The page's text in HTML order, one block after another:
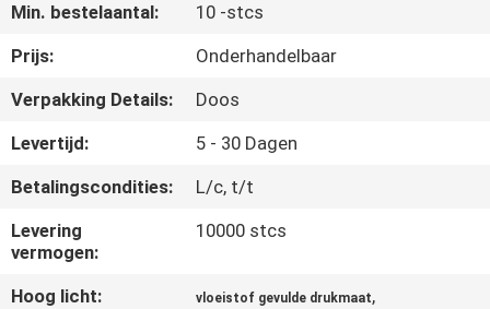
CONTACTEER
ONS
NIEUWS
VERZOEK
OM EEN
CITAAT
Min. bestelaantal:
10 -stcs
Prijs:
Onderhandelbaar
Verpakking Details:
Doos
Levertijd:
5 - 30 Dagen
Betalingscondities:
L/c, t/t
Levering
vermogen:
10000 stcs
Hoog licht: vloeistof gevulde drukmaat,